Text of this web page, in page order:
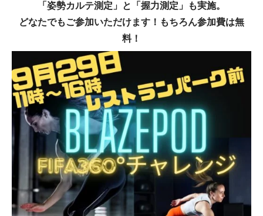
「姿勢カルテ測定」と「握力測定」も実施。
どなたでもご参加いただけます！もちろん参加費は無
料！